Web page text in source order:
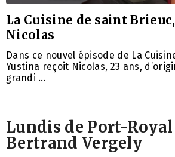
La Cuisine de saint
Nicolas
Dans ce nouvel épisode de La
Yustina reçoit Nicolas, 23 ans,
grandi …
Lundis de Port-Royal
Bertrand Vergely